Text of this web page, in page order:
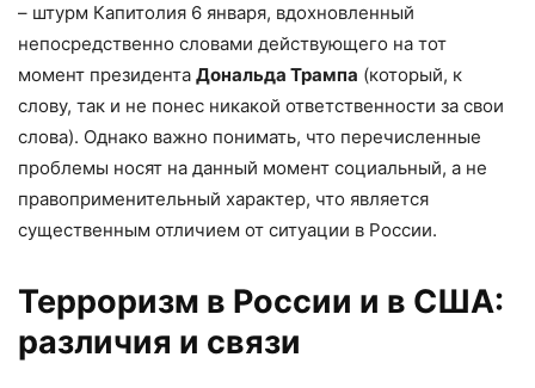
– штурм Капитолия 6 января, вдохновленный
непосредственно словами действующего на тот
момент президента Дональда Трампа (который, к
слову, так и не понес никакой ответственности за свои
слова). Однако важно понимать, что перечисленные
проблемы носят на данный момент социальный, а не
правоприменительный характер, что является
существенным отличием от ситуации в России.
Терроризм в России и в США:
различия и связи